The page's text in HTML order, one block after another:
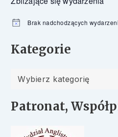
Powiadomienie
Brak nadchodzących
Kategorie
Kategorie
Patronat,